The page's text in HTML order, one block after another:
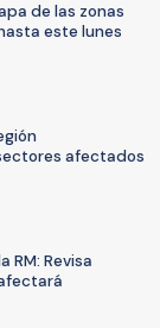
de las zonas
este lunes
afectados
RM: Revisa